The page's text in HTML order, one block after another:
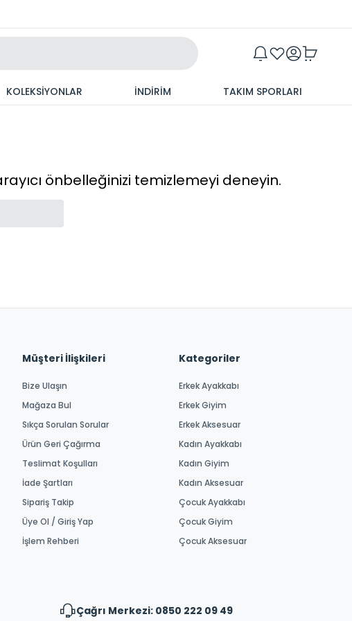
KOLEKSİYONLAR İNDİRİM TAKIM SPORLARI
önbelleğinizi temizlemeyi deneyin.
Müşteri İlişkileri
Bize Ulaşın
Mağaza Bul
Sıkça Sorulan Sorular
Ürün Geri Çağırma
Teslimat Koşulları
İade Şartları
Sipariş Takip
Üye Ol / Giriş Yap
İşlem Rehberi
Kategoriler
Erkek Ayakkabı
Erkek Giyim
Erkek Aksesuar
Kadın Ayakkabı
Kadın Giyim
Kadın Aksesuar
Çocuk Ayakkabı
Çocuk Giyim
Çocuk Aksesuar
Çağrı Merkezi: 0850 222 09 49